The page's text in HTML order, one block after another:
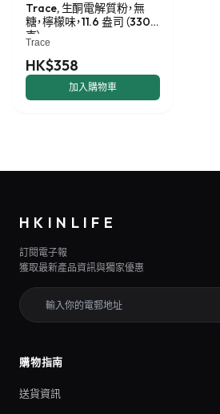
Trace, 生酮電解質粉，無
糖，檸檬味，11.6 盎司（330
克）
Trace
HK$358
加入購物車
HKINLIFE
訂閱電子報
獲取最新產品資訊與獨家優惠
購物指南
送貨資訊